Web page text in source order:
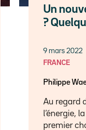
Un
?
9 mars 2022
FRANCE
Philippe
Au regard
l’énergie,
premier